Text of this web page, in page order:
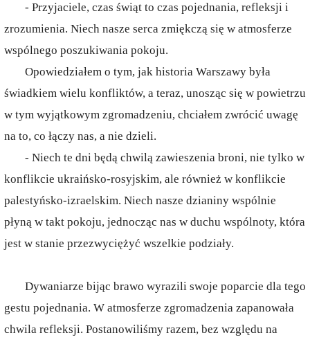
- Przyjaciele, czas świąt to czas pojednania, refleksji i
zrozumienia. Niech nasze serca zmiękczą się w atmosferze
wspólnego poszukiwania pokoju.
Opowiedziałem o tym, jak historia Warszawy była
świadkiem wielu konfliktów, a teraz, unosząc się w powietrzu
w tym wyjątkowym zgromadzeniu, chciałem zwrócić uwagę
na to, co łączy nas, a nie dzieli.
- Niech te dni będą chwilą zawieszenia broni, nie tylko w
konflikcie ukraińsko-rosyjskim, ale również w konflikcie
palestyńsko-izraelskim. Niech nasze dzianiny wspólnie
płyną w takt pokoju, jednocząc nas w duchu wspólnoty, która
jest w stanie przezwyciężyć wszelkie podziały.
Dywaniarze bijąc brawo wyrazili swoje poparcie dla tego
gestu pojednania. W atmosferze zgromadzenia zapanowała
chwila refleksji. Postanowiliśmy razem, bez względu na